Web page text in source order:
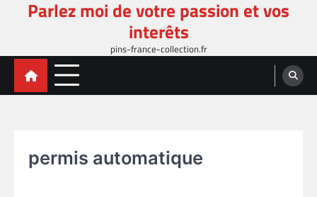
Parlez moi de votre passion et vos
interêts
pins-france-collection.fr
permis automatique